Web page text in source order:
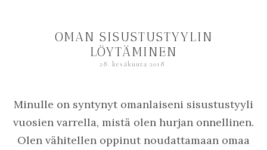
OMAN SISUSTUSTYYLIN
LÖYTÄMINEN
28. kesäkuuta 2018
Minulle on syntynyt omanlaiseni sisustustyyli
vuosien varrella, mistä olen hurjan onnellinen.
Olen vähitellen oppinut noudattamaan omaa